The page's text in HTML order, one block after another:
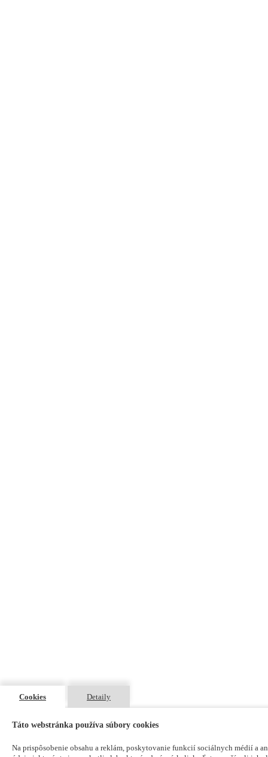
Cookies Detaily
Táto webstránka používa súbory cookies
Na prispôsobenie obsahu a reklám, poskytovanie funkcií sociálnych médií a